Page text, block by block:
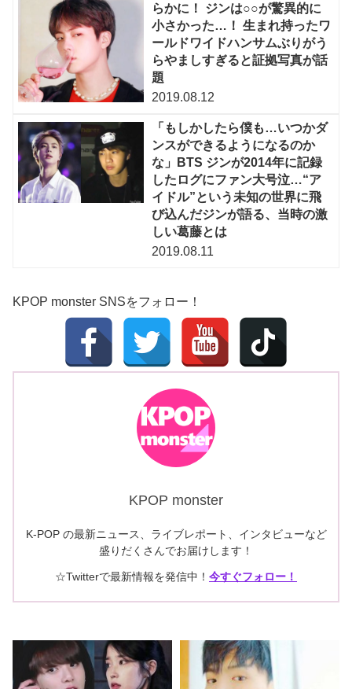
らかに！ ジンは○○が驚異的に
小さかった…！ 生まれ持ったワ
ールドワイドハンサムぶりがう
らやましすぎると証拠写真が話
題
2019.08.12
「もしかしたら僕も…いつかダ
ンスができるようになるのか
な」BTS ジンが2014年に記録
したログにファン大号泣…“ア
イドル”という未知の世界に飛
び込んだジンが語る、当時の激
しい葛藤とは
2019.08.11
KPOP monster SNSをフォロー！
KPOP monster
K-POP の最新ニュース、ライブレポート、インタビューなど
盛りだくさんでお届けします！
☆Twitterで最新情報を発信中！ 今すぐフォロー！